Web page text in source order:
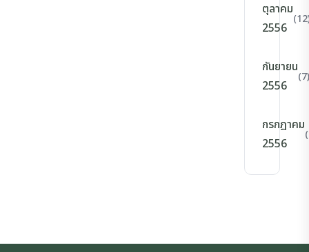
ตุลาคม
2556
กันยายน
2556
(7)
กรกฎาคม
2556